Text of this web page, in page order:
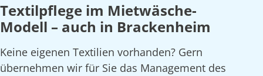
Textilpflege im Mietwäsche-
Modell – auch in Brackenheim
Keine eigenen Textilien vorhanden? Gern
übernehmen wir für Sie das Management des